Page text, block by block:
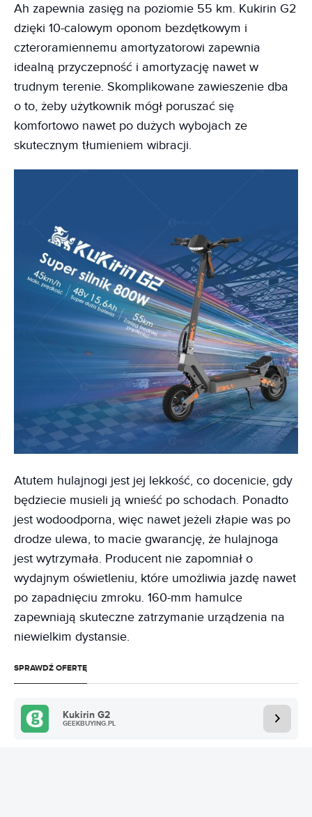
Ah zapewnia zasięg na poziomie 55 km. Kukirin G2
dzięki 10-calowym oponom bezdętkowym i
czteroramiennemu amortyzatorowi zapewnia
idealną przyczepność i amortyzację nawet w
trudnym terenie. Skomplikowane zawieszenie dba
o to, żeby użytkownik mógł poruszać się
komfortowo nawet po dużych wybojach ze
skutecznym tłumieniem wibracji.
Atutem hulajnogi jest jej lekkość, co docenicie, gdy
będziecie musieli ją wnieść po schodach. Ponadto
jest wodoodporna, więc nawet jeżeli złapie was po
drodze ulewa, to macie gwarancję, że hulajnoga
jest wytrzymała. Producent nie zapomniał o
wydajnym oświetleniu, które umożliwia jazdę nawet
po zapadnięciu zmroku. 160-mm hamulce
zapewniają skuteczne zatrzymanie urządzenia na
niewielkim dystansie.
SPRAWDŹ OFERTĘ
Kukirin G2
GEEKBUYING.PL